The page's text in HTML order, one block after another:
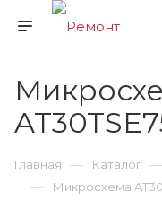
Главная — Каталог —
— Микросхема